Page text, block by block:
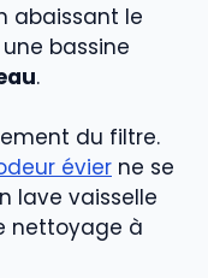
abaissant le
bassine
.
du filtre.
évier ne se
lave vaisselle
nettoyage à